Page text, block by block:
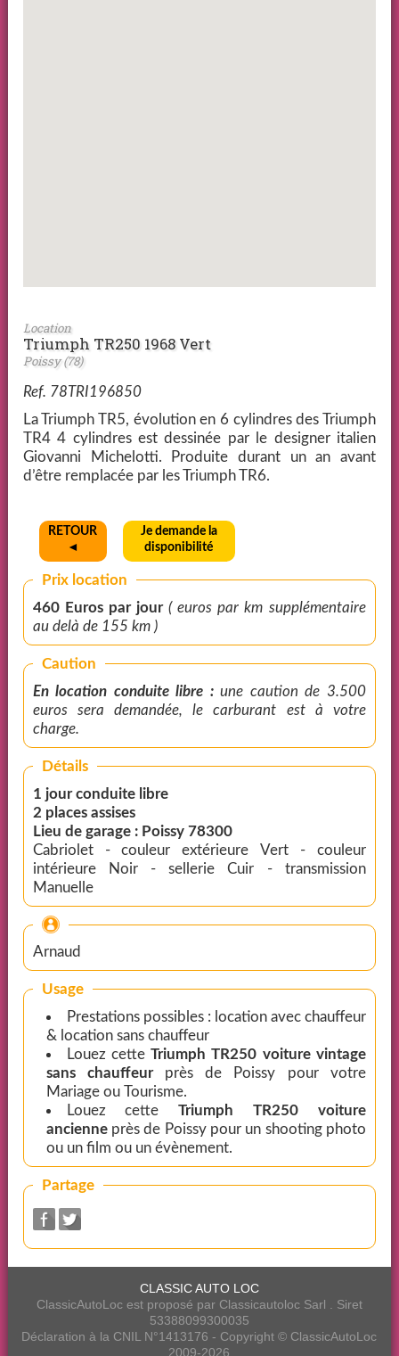
Location
Triumph TR250 1968 Vert
Poissy (78)
Ref. 78TRI196850
La Triumph TR5, évolution en 6 cylindres des Triumph
TR4 4 cylindres est dessinée par le designer italien
Giovanni Michelotti. Produite durant un an avant
d’être remplacée par les Triumph TR6.
RETOUR
◄
Je demande la
disponibilité
Prix location
460 Euros par jour ( euros par km supplémentaire
au delà de 155 km )
Caution
En location conduite libre :une caution de 3.500
euros sera demandée, le carburant est à votre
charge.
Détails
1 jour conduite libre
2 places assises
Lieu de garage : Poissy 78300
Cabriolet - couleur extérieure Vert - couleur
intérieure Noir - sellerie Cuir - transmission
Manuelle
Arnaud
Usage
Prestations possibles : location avec chauffeur
& location sans chauffeur
Louez cette Triumph TR250 voiture vintage
sans chauffeurprès de Poissy pour votre
Mariage ou Tourisme.
Louez cette Triumph TR250 voiture
ancienneprès de Poissy pour un shooting photo
ou un film ou un évènement.
Partage
CLASSIC AUTO LOC
ClassicAutoLoc est proposé par Classicautoloc Sarl . Siret
53388099300035
Déclaration à la CNIL N°1413176 - Copyright © ClassicAutoLoc
2009-2026